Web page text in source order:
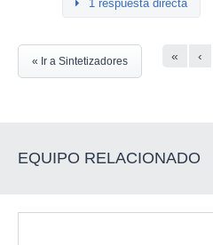
1 respuesta directa
« ‹
« Ir a Sintetizadores
EQUIPO RELACIONADO